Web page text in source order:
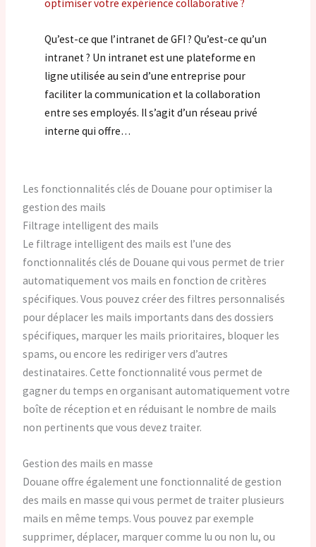
optimiser votre expérience collaborative ?
Qu’est-ce que l’intranet de GFI ? Qu’est-ce qu’un
intranet ? Un intranet est une plateforme en
ligne utilisée au sein d’une entreprise pour
faciliter la communication et la collaboration
entre ses employés. Il s’agit d’un réseau privé
interne qui offre…
Les fonctionnalités clés de Douane pour optimiser la
gestion des mails
Filtrage intelligent des mails
Le filtrage intelligent des mails est l’une des
fonctionnalités clés de Douane qui vous permet de trier
automatiquement vos mails en fonction de critères
spécifiques. Vous pouvez créer des filtres personnalisés
pour déplacer les mails importants dans des dossiers
spécifiques, marquer les mails prioritaires, bloquer les
spams, ou encore les rediriger vers d’autres
destinataires. Cette fonctionnalité vous permet de
gagner du temps en organisant automatiquement votre
boîte de réception et en réduisant le nombre de mails
non pertinents que vous devez traiter.
Gestion des mails en masse
Douane offre également une fonctionnalité de gestion
des mails en masse qui vous permet de traiter plusieurs
mails en même temps. Vous pouvez par exemple
supprimer, déplacer, marquer comme lu ou non lu, ou